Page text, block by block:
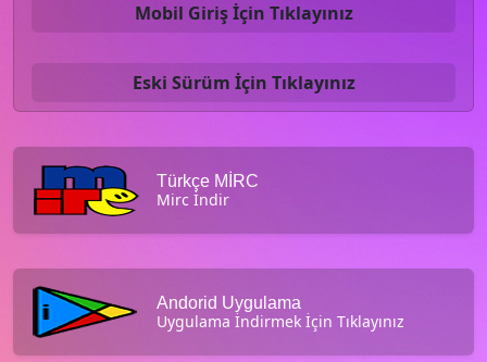
Mobil Giriş İçin Tıklayınız
Eski Sürüm İçin Tıklayınız
Türkçe MİRC
Mirc İndir
Andorid Uygulama
Uygulama İndirmek İçin Tıklayınız